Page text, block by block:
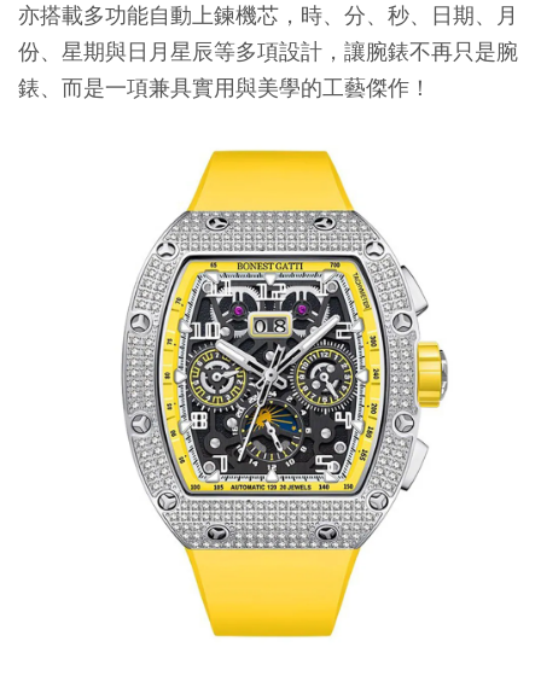
亦搭載多功能自動上鍊機芯，時、分、秒、日期、月
份、星期與日月星辰等多項設計，讓腕錶不再只是腕
錶、而是一項兼具實用與美學的工藝傑作！